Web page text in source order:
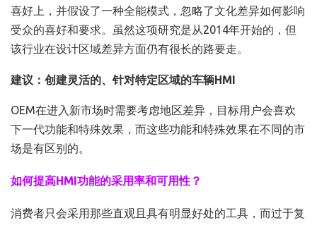
喜好上，并假设了一种全能模式，忽略了文化差异如何影响
受众的喜好和要求。虽然这项研究是从2014年开始的，但
该行业在设计区域差异方面仍有很长的路要走。
建议：创建灵活的、针对特定区域的车辆HMI
OEM在进入新市场时需要考虑地区差异，目标用户会喜欢
下一代功能和特殊效果，而这些功能和特殊效果在不同的市
场是有区别的。
如何提高HMI功能的采用率和可用性？
消费者只会采用那些直观且具有明显好处的工具，而过于复